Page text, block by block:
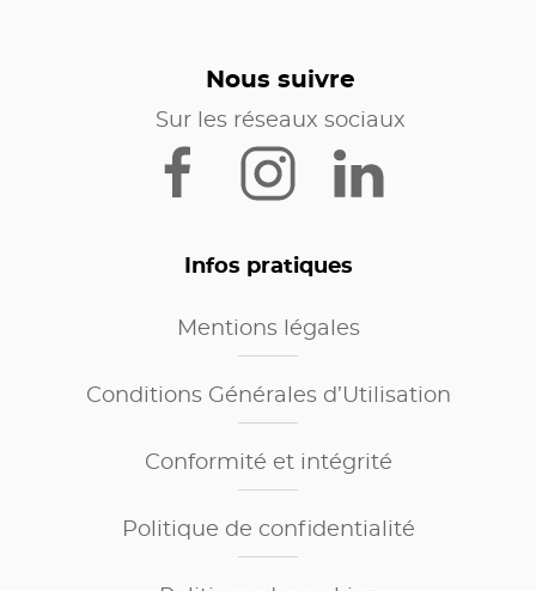
Nous suivre
Sur les réseaux sociaux
Infos pratiques
Mentions légales
Conditions Générales d’Utilisation
Conformité et intégrité
Politique de confidentialité